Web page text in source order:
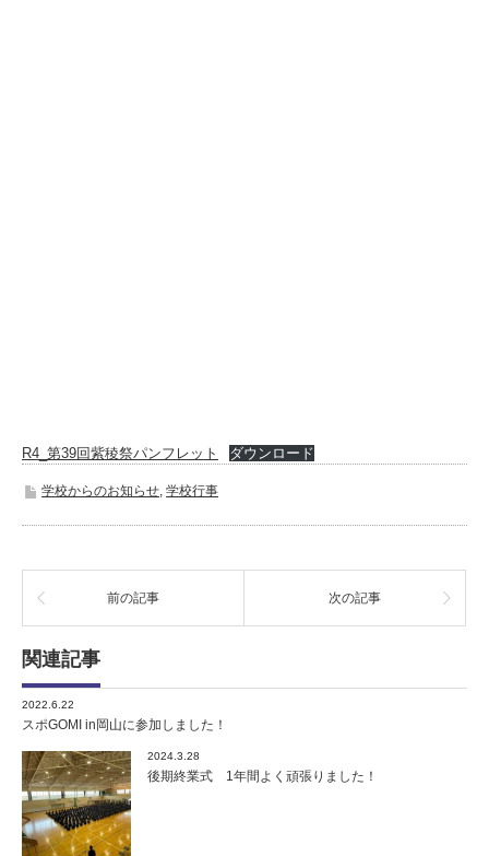
R4_第39回紫稜祭パンフレット ダウンロード
学校からのお知らせ 学校行事
前の記事 次の記事
関連記事
2022.6.22
スポGOMI in岡山に参加しました！
2024.3.28
後期終業式 1年間よく頑張りました！